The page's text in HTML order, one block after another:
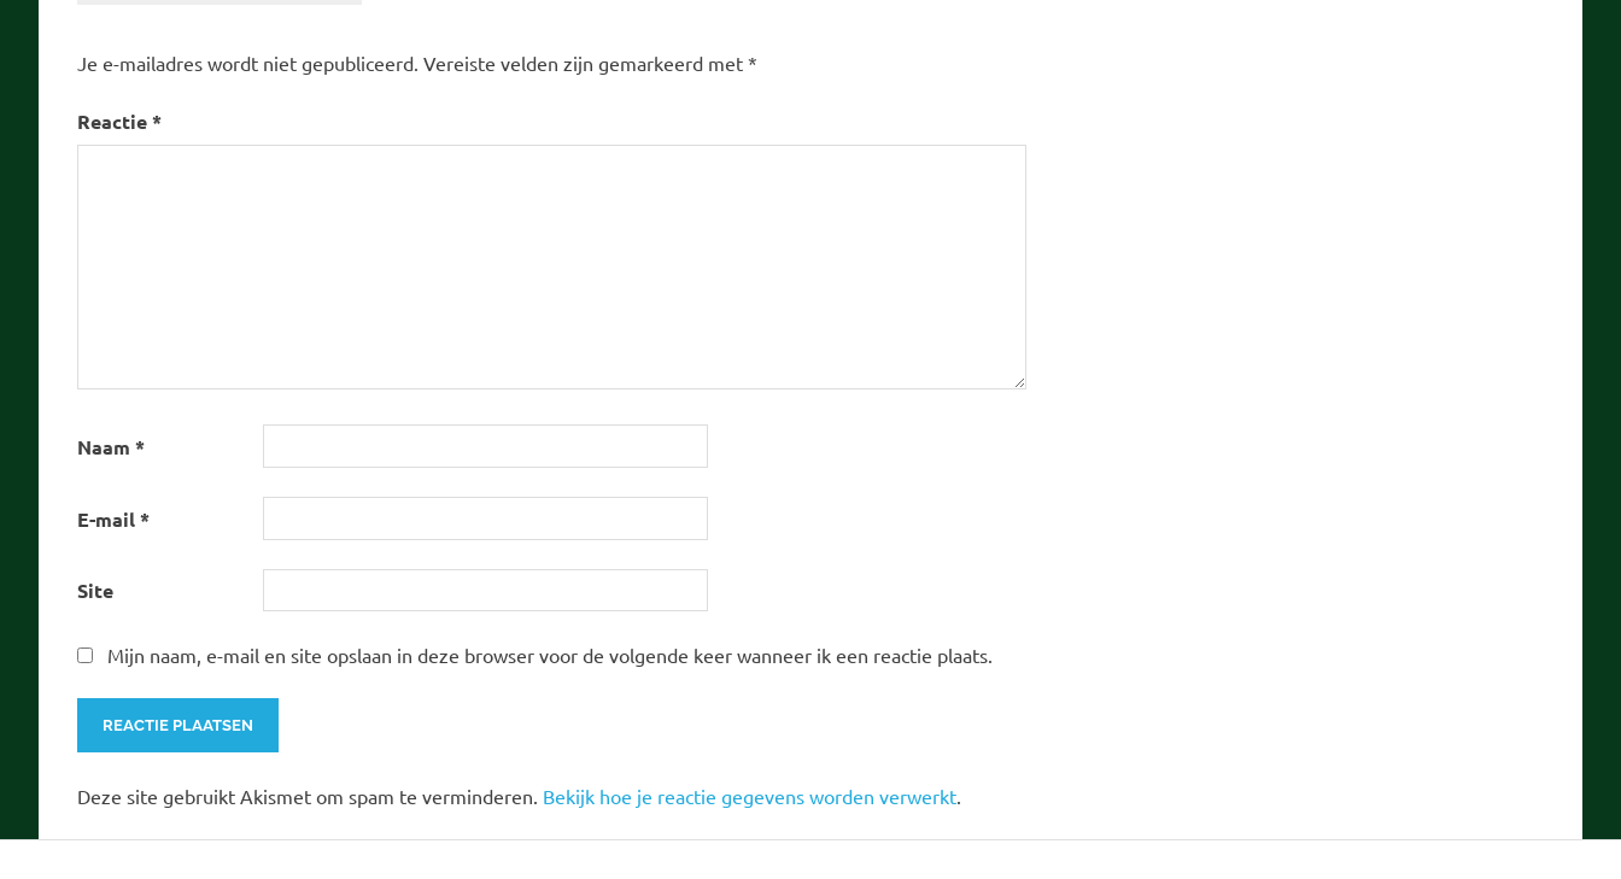
Je e-mailadres wordt niet gepubliceerd. Vereiste velden zijn gemarkeerd met *
Reactie*
Naam *
E-mail*
Site
Mijn naam, e-mail en site opslaan in deze browser voor de volgende keer wanneer ik een reactie plaats.
Deze site gebruikt Akismet om spam te verminderen. Bekijk hoe je reactie gegevens worden verwerkt.